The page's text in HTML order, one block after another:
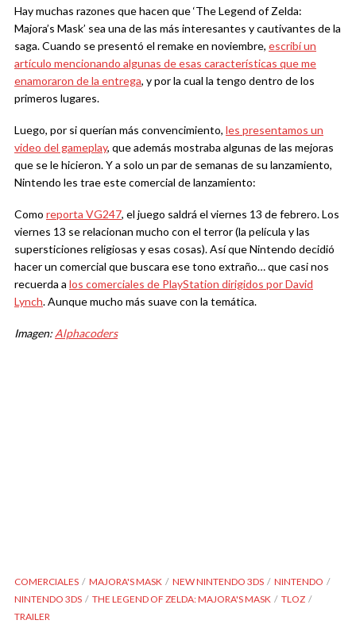
Hay muchas razones que hacen que ‘The Legend of Zelda:
Majora’s Mask’ sea una de las más interesantes y cautivantes de la
saga. Cuando se presentó el remake en noviembre, escribí un
artículo mencionando algunas de esas características que me
enamoraron de la entrega, y por la cual la tengo dentro de los
primeros lugares.
Luego, por si querían más convencimiento, les presentamos un
video del gameplay, que además mostraba algunas de las mejoras
que se le hicieron. Y a solo un par de semanas de su lanzamiento,
Nintendo les trae este comercial de lanzamiento:
Como reporta VG247, el juego saldrá el viernes 13 de febrero. Los
viernes 13 se relacionan mucho con el terror (la película y las
supersticiones religiosas y esas cosas). Así que Nintendo decidió
hacer un comercial que buscara ese tono extraño… que casi nos
recuerda a los comerciales de PlayStation dirigidos por David
Lynch. Aunque mucho más suave con la temática.
Imagen: Alphacoders
COMERCIALES MAJORA'S MASK NEW NINTENDO 3DS
NINTENDO
NINTENDO 3DS
THE LEGEND OF ZELDA: MAJORA'S MASK
TLOZ
TRAILER